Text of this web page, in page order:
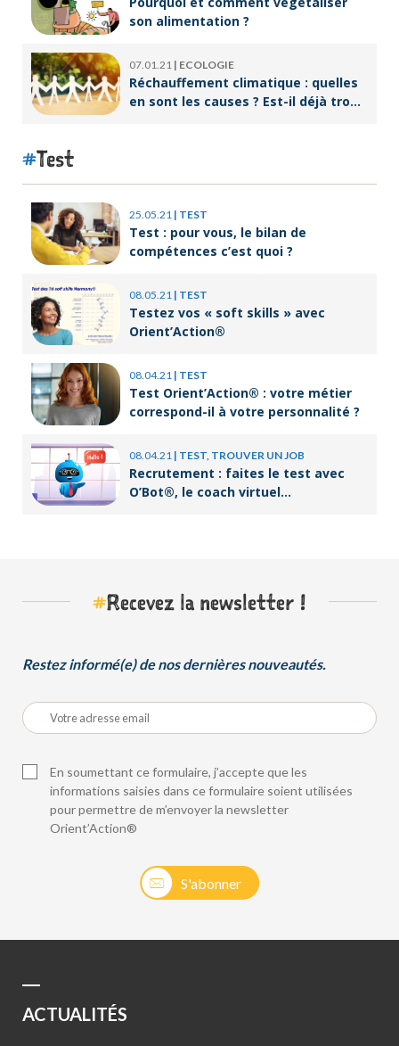
son alimentation ?
07.01.21 | ECOLOGIE
Réchauffement climatique : quelles
en sont les causes ? Est-il déjà trop
Test
25.05.21 | TEST
Test : pour vous, le bilan de
compétences c’est quoi ?
08.05.21 | TEST
Testez vos « soft skills » avec
Orient’Action®
08.04.21 | TEST
Test Orient’Action® : votre métier
correspond-il à votre personnalité ?
08.04.21 | TEST, TROUVER UN JOB
Recrutement : faites le test avec
O’Bot®, le coach virtuel
#Recevez la newsletter !
Restez informé(e) de nos dernières nouveautés.
S'abonner
En soumettant ce formulaire, j’accepte que les
informations saisies dans ce formulaire soient utilisées
pour permettre de m’envoyer la newsletter
Orient’Action®
ACTUALITÉS